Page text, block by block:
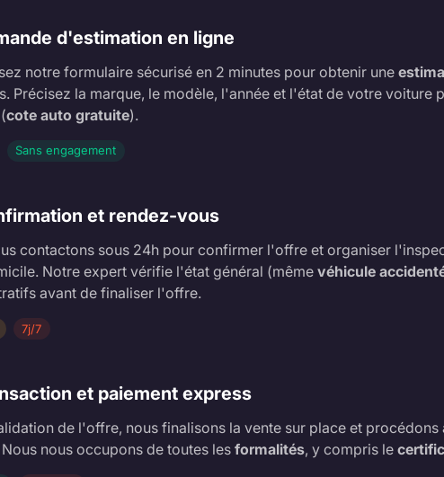
d'estimation en ligne
notre formulaire sécurisé en 2 minutes pour obtenir une
Précisez la marque, le modèle, l'année et l'état de votre voiture
(cote auto gratuite).
Sans engagement
et rendez-vous
contactons sous 24h pour confirmer l'offre et organiser
Notre expert vérifie l'état général (même véhicule
avant de finaliser l'offre.
7j/7
et paiement express
de l'offre, nous finalisons la vente sur place et procédons
nous occupons de toutes les formalités, y compris le